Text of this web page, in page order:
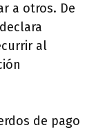
a otros. De
al
de pago